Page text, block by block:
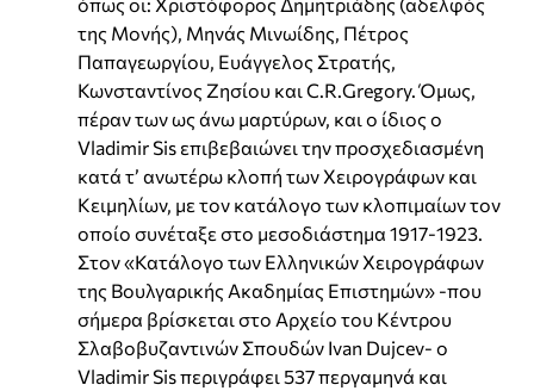
της Μονής), Μηνάς Μινωίδης, Πέτρος
Παπαγεωργίου, Ευάγγελος Στρατής,
Κωνσταντίνος Ζησίου και C.R.Gregory. Όμως,
πέραν των ως άνω μαρτύρων, και ο ίδιος ο
Vladimir Sis επιβεβαιώνει την προσχεδιασμένη
κατά τ’ ανωτέρω κλοπή των Χειρογράφων και
Κειμηλίων, με τον κατάλογο των κλοπιμαίων τον
οποίο συνέταξε στο μεσοδιάστημα 1917-1923.
Στον «Κατάλογο των Ελληνικών Χειρογράφων
της Βουλγαρικής Ακαδημίας Επιστημών» -που
σήμερα βρίσκεται στο Αρχείο του Κέντρου
Σλαβοβυζαντινών Σπουδών Ivan Dujcev- ο
Vladimir Sis περιγράφει 537 περγαμηνά και